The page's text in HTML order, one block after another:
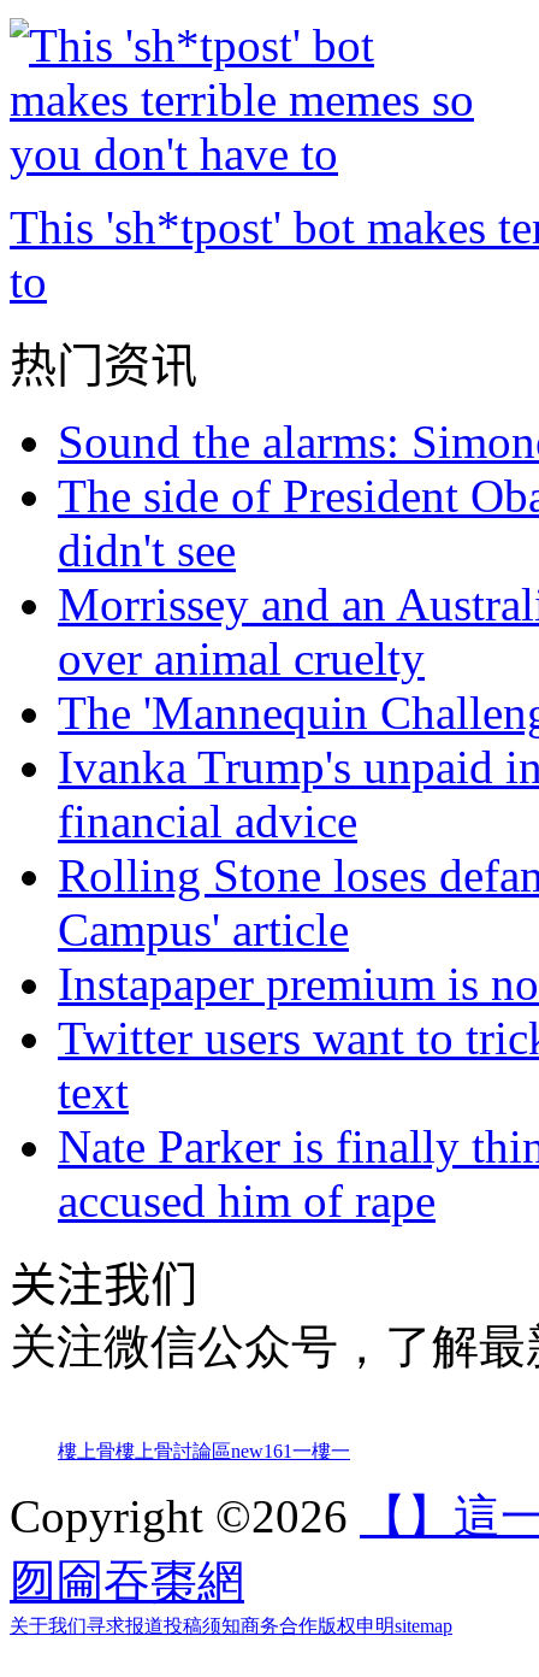
This 'sh*tpost' bot makes
to
热门资讯
Sound the alarms:
The side of President
didn't see
Morrissey and an
over animal cruelty
The 'Mannequin
Ivanka Trump's unpaid
financial advice
Rolling Stone loses
Campus' article
Instapaper premium is
Twitter users want to
text
Nate Parker is finally
accused him of rape
关注我们
关注微信公众号，了解
樓上骨樓上骨討論區new161一樓一
Copyright ©2026
【】這
囫圇吞棗網
关于我们寻求报道投稿须知商务合作版权申明sitemap